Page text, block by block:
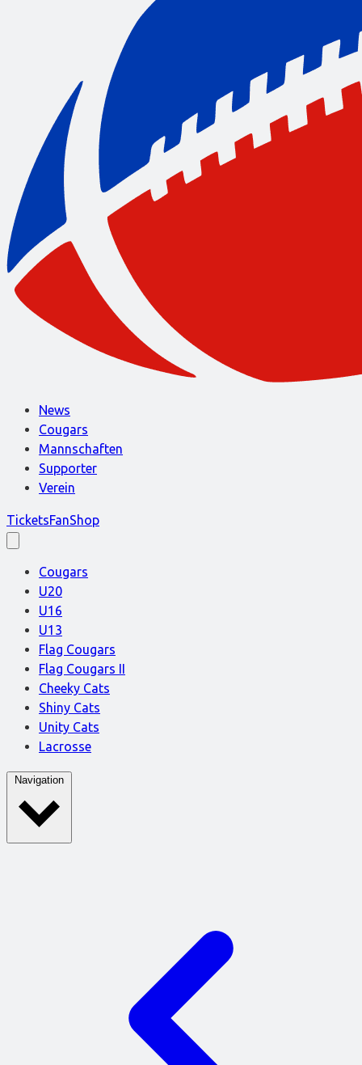
News
Cougars
Mannschaften
Supporter
Verein
TicketsFanShop
Cougars
U20
U16
U13
Flag Cougars
Flag Cougars II
Cheeky Cats
Shiny Cats
Unity Cats
Lacrosse
Navigation